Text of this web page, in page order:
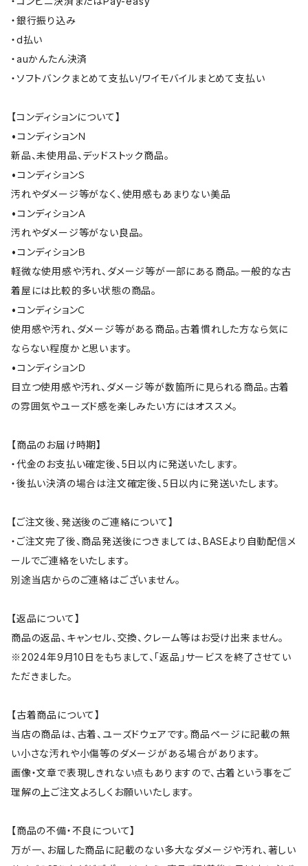
・銀行振り込み
・d払い
・auかんたん決済
・ソフトバンクまとめて支払い/ワイモバイルまとめて支払い
【コンディションについて】
•コンディションＮ
新品、未使用品、デッドストック商品。
•コンディションＳ
汚れやダメージ等がなく、使用感もあまりない美品
•コンディションＡ
汚れやダメージ等がない良品。
•コンディションＢ
軽微な使用感や汚れ、ダメージ等が一部にある商品。一般的な古
着屋には比較的多い状態の商品。
•コンディションＣ
使用感や汚れ、ダメージ等がある商品。古着慣れした方なら気に
ならない程度かと思います。
•コンディションＤ
目立つ使用感や汚れ、ダメージ等が数箇所に見られる商品。古着
の雰囲気やユーズド感を楽しみたい方にはオススメ。
【商品のお届け時期】
・代金のお支払い確定後、5日以内に発送いたします。
・後払い決済の場合は注文確定後、5日以内に発送いたします。
【ご注文後、発送後のご連絡について】
・ご注文完了後、商品発送後につきましては、BASEより自動配信メ
ールでご連絡をいたします。
別途当店からのご連絡はございません。
【返品について】
商品の返品、キャンセル、交換、クレーム等はお受け出来ません。
※2024年9月10日をもちまして、「返品」サービスを終了させてい
ただきました。
【古着商品について】
当店の商品は、古着、ユーズドウェアです。商品ページに記載の無
い小さな汚れや小傷等のダメージがある場合があります。
画像・文章で表現しきれない点もありますので、古着という事をご
理解の上ご注文よろしくお願いいたします。
【商品の不備・不良について】
万が一、お届した商品に記載のない多大なダメージや汚れ、著しい